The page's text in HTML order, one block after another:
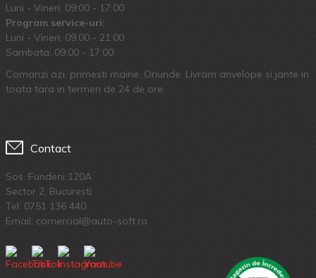
Luni - Vineri: 09:00 - 17:00
Program service-uri:
Luni - Vineri: 09.00 - 21:00
Sambata: 09:00 - 17:00
Comanzi azi, primesti maine. Oriunde. Livram anvelope si jante in
toata tara in termen de 24 de ore.
Contact
Sos. Fundeni 120A
Sector 2, Bucuresti
Tel: 0751 136 440
Email: comercial@auto-soft.ro